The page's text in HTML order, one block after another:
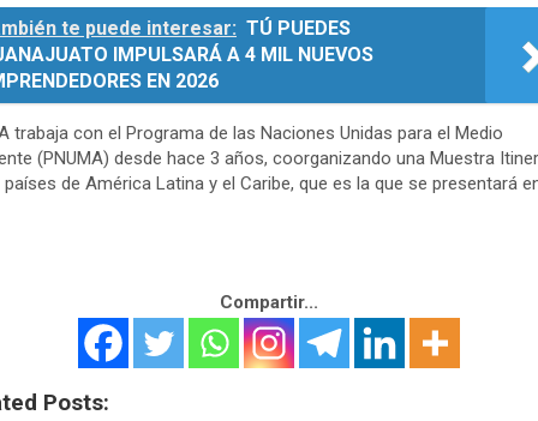
te puede interesar: TÚ PUEDES
IMPULSARÁ A 4 MIL NUEVOS
EN 2026
trabaja con el Programa de las Naciones Unidas para el Medio
(PNUMA) desde hace 3 años, coorganizando una Muestra
países de América Latina y el Caribe, que es la que se presentará
Compartir...
Posts: